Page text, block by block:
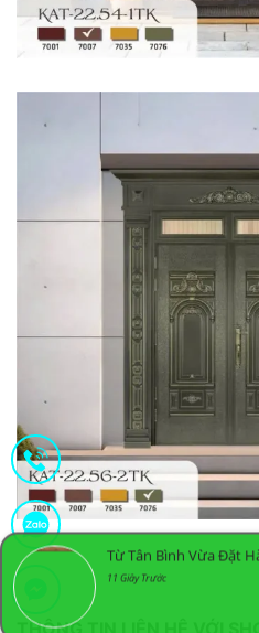
THÔNG TIN LIÊN HỆ VỚI
Từ Tân Bình Vừa Đặt